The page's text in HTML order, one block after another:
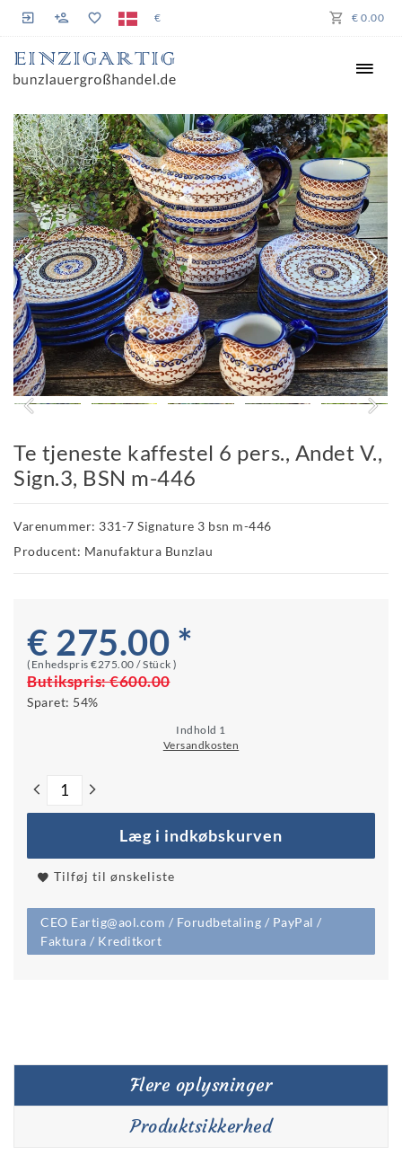
€ € 0.00
Te tjeneste kaffestel 6 pers., Andet V.,
Sign.3, BSN m-446
Varenummer: 331-7 Signature 3 bsn m-446
Producent: Manufaktura Bunzlau
€ 275.00 *
(Enhedspris €275.00 / Stück )
Butikspris:€600.00
Sparet: 54%
Indhold 1
Versandkosten
Læg i indkøbskurven
Tilføj til ønskeliste
CEO Eartig@aol.com / Forudbetaling / PayPal /
Faktura / Kreditkort
Flere oplysninger
Produktsikkerhed